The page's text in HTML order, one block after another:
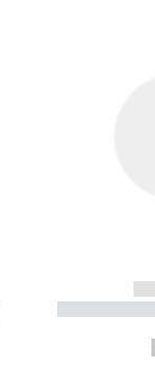
-----------